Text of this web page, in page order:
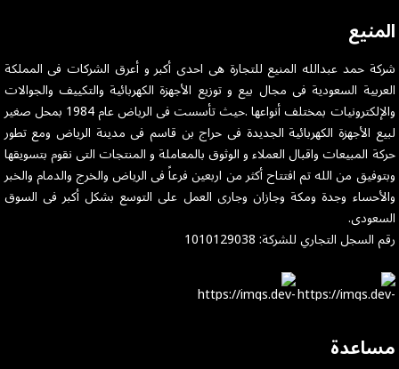
المنيع
شركة حمد عبدالله المنيع للتجارة هى احدى أكبر و أعرق الشركات فى المملكة
العربية السعودية فى مجال بيع و توزيع الأجهزة الكهربائية والتكييف والجوالات
والإلكترونيات بمختلف أنواعها .حيث تأسست فى الرياض عام 1984 بمحل صغير
لبيع الأجهزة الكهربائية الجديدة فى حراج بن قاسم فى مدينة الرياض ومع تطور
حركة المبيعات واقبال العملاء و الوثوق بالمعاملة و المنتجات التى نقوم بتسويقها
وبتوفيق من الله تم افتتاح أكثر من اربعين فرعاً فى الرياض والخرج والدمام والخبر
والأحساء وجدة ومكة وجازان وجارى العمل على التوسع بشكل أكبر فى السوق
السعودى.
رقم السجل التجاري للشركة: 1010129038
مساعدة